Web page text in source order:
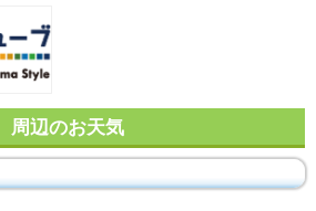
周辺のお天気